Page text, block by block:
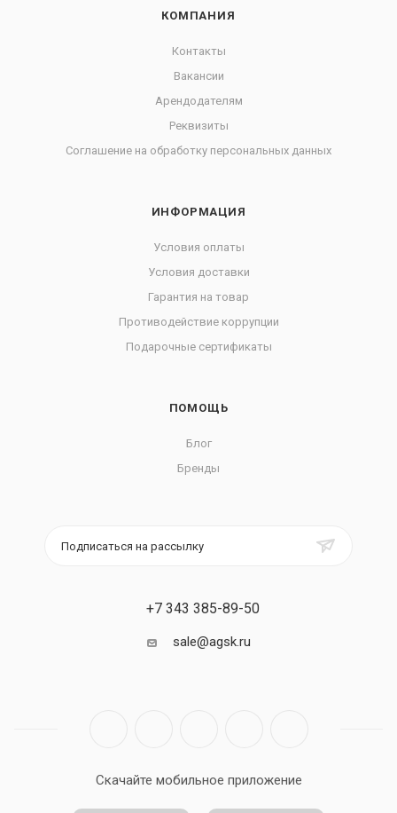
КОМПАНИЯ
Контакты
Вакансии
Арендодателям
Реквизиты
Соглашение на обработку персональных данных
ИНФОРМАЦИЯ
Условия оплаты
Условия доставки
Гарантия на товар
Противодействие коррупции
Подарочные сертификаты
ПОМОЩЬ
Блог
Бренды
Подписаться на рассылку
+7 343 385-89-50
sale@agsk.ru
Скачайте мобильное приложение